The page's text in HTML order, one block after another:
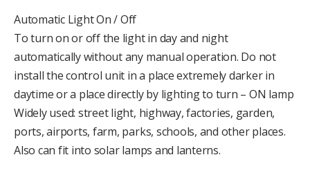
Automatic Light On / Off
To turn on or off the light in day and night
automatically without any manual operation. Do not
install the control unit in a place extremely darker in
daytime or a place directly by lighting to turn – ON lamp
Widely used: street light, highway, factories, garden,
ports, airports, farm, parks, schools, and other places.
Also can fit into solar lamps and lanterns.